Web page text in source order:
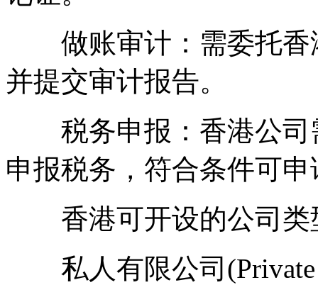
做账审计：需委托香
并提交审计报告。
税务申报：香港公司
申报税务，符合条件可
香港可开设的公司类
私人有限公司(Private